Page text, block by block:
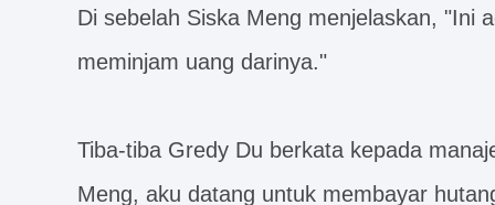
Di sebelah Siska Meng menjelaskan, "Ini
meminjam uang darinya."
Tiba-tiba Gredy Du berkata kepada
Meng, aku datang untuk membayar